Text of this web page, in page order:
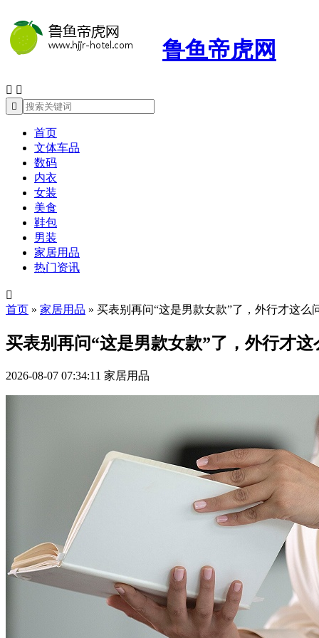
鲁鱼帝虎网
 

首页
文体车品
数码
内衣
女装
美食
鞋包
男装
家居用品
热门资讯

首页 » 家居用品 » 买表别再问“这是男款女款”了，外行才这么
买表别再问“这是男款女款”了，外行才这
2026-08-07 07:34:11 家居用品